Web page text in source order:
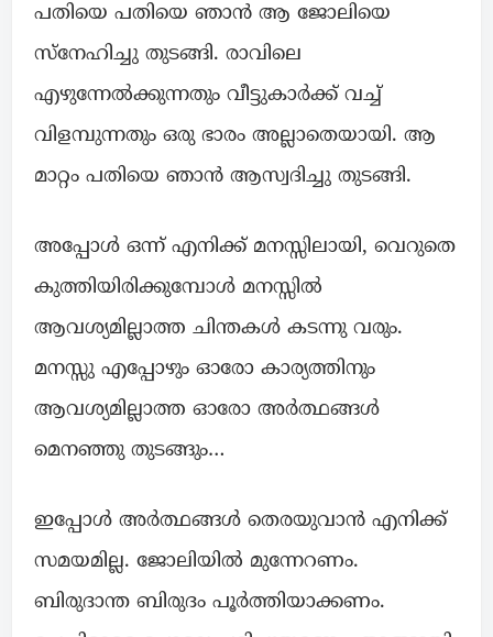
പതിയെ പതിയെ ഞാൻ ആ ജോലിയെ
സ്നേഹിച്ചു തുടങ്ങി. രാവിലെ
എഴുന്നേൽക്കുന്നതും വീട്ടുകാർക്ക് വച്ച്
വിളമ്പുന്നതും ഒരു ഭാരം അല്ലാതെയായി. ആ
മാറ്റം പതിയെ ഞാൻ ആസ്വദിച്ചു തുടങ്ങി.
അപ്പോൾ ഒന്ന് എനിക്ക് മനസ്സിലായി, വെറുതെ
കുത്തിയിരിക്കുമ്പോൾ മനസ്സിൽ
ആവശ്യമില്ലാത്ത ചിന്തകൾ കടന്നു വരും.
മനസ്സു എപ്പോഴും ഓരോ കാര്യത്തിനും
ആവശ്യമില്ലാത്ത ഓരോ അർത്ഥങ്ങൾ
മെനഞ്ഞു തുടങ്ങും…
ഇപ്പോൾ അർത്ഥങ്ങൾ തെരയുവാൻ എനിക്ക്
സമയമില്ല. ജോലിയിൽ മുന്നേറണം.
ബിരുദാന്ത ബിരുദം പൂർത്തിയാക്കണം.